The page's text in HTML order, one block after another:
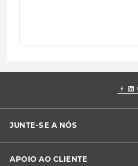
JUNTE-SE A NÓS
Franchising Midas
APOIO AO CLIENTE